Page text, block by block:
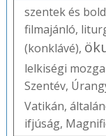
szentek és
filmajánló,
(konklávé),
lelkiségi
Szentév,
Vatikán,
ifjúság,